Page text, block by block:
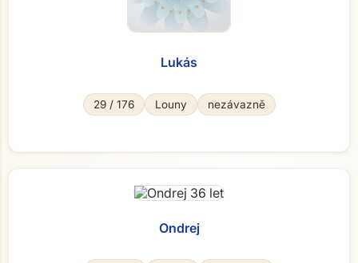
Lukás
29 / 176 Louny nezávazně
Ondrej